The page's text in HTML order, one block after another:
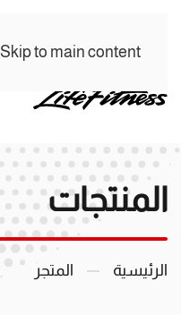
Skip to main content
المنتجات
الرئيسية المتجر